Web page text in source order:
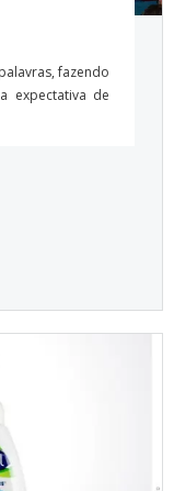
fazendo
expectativa de